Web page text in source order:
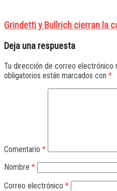
Grindetti y Bullrich cierran la
Deja una respuesta
Tu dirección de correo electrónico
obligatorios están marcados con *
Comentario *
Nombre *
Correo electrónico *